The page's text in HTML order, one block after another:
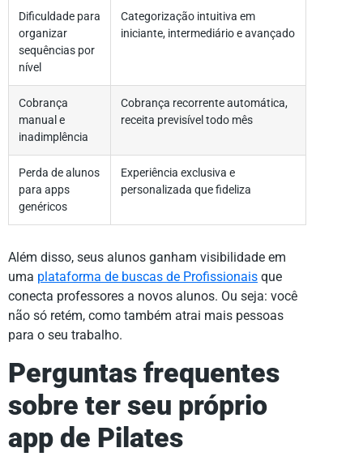
Dificuldade para
organizar
sequências por
nível
Categorização intuitiva em
iniciante, intermediário e avançado
Cobrança
manual e
inadimplência
Cobrança recorrente automática,
receita previsível todo mês
Perda de alunos
para apps
genéricos
Experiência exclusiva e
personalizada que fideliza
Além disso, seus alunos ganham visibilidade em
uma plataforma de buscas de Profissionais que
conecta professores a novos alunos. Ou seja: você
não só retém, como também atrai mais pessoas
para o seu trabalho.
Perguntas frequentes
sobre ter seu próprio
app de Pilates